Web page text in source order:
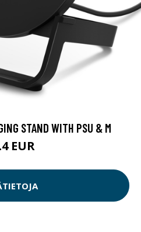
STAND WITH PSU & M
EUR